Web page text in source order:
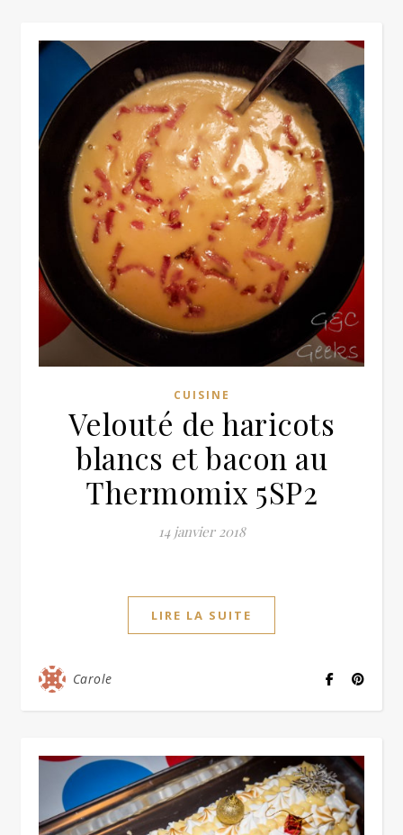
CUISINE
Velouté de haricots
blancs et bacon au
Thermomix 5SP2
14 janvier 2018
LIRE LA SUITE
Carole